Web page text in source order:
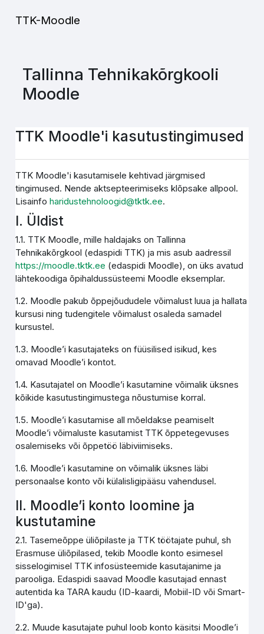
TTK-Moodle
Tallinna Tehnikakõrgkooli
Moodle
TTK Moodle'i kasutustingimused
TTK Moodle'i kasutamisele kehtivad järgmised
tingimused. Nende aktsepteerimiseks klõpsake allpool.
Lisainfoharidustehnoloogid@tktk.ee.
I. Üldist
1.1. TTK Moodle, mille haldajaks on Tallinna
Tehnikakõrgkool (edaspidi TTK) ja mis asub aadressil
https://moodle.tktk.ee (edaspidi Moodle), on üks avatud
lähtekoodiga õpihaldussüsteemi Moodle eksemplar.
1.2. Moodle pakub õppejõududele võimalust luua ja hallata
kursusi ning tudengitele võimalust osaleda samadel
kursustel.
1.3. Moodle’i kasutajateks on füüsilised isikud, kes
omavad Moodle’i kontot.
1.4. Kasutajatel on Moodle’i kasutamine võimalik üksnes
kõikide kasutustingimustega nõustumise korral.
1.5. Moodle’i kasutamise all mõeldakse peamiselt
Moodle’i võimaluste kasutamist TTK õppetegevuses
osalemiseks või õppetöö läbiviimiseks.
1.6. Moodle’i kasutamine on võimalik üksnes läbi
personaalse konto või külalisligipääsu vahendusel.
II. Moodle’i konto loomine ja
kustutamine
2.1. Tasemeõppe üliõpilaste ja TTK töötajate puhul, sh
Erasmuse üliõpilased, tekib Moodle konto esimesel
sisselogimisel TTK infosüsteemide kasutajanime ja
parooliga. Edaspidi saavad Moodle kasutajad ennast
autentida ka TARA kaudu (ID-kaardi, Mobiil-ID või Smart-
ID'ga).
2.2. Muude kasutajate puhul loob konto käsitsi Moodle’i